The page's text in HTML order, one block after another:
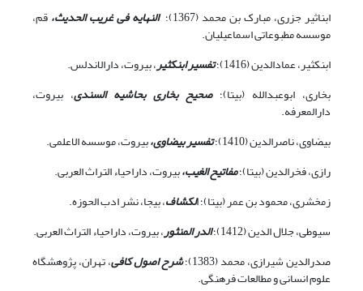
ابن‏اثیر جزری، مبارک بن محمد (1367)؛
النهایه فی غریب الحدیث،قم،
موسسه مطبوعاتی اسماعیلیان.
ابن‏کثیر، عمادالدین (1416)؛
تفسیر ابن‏کثیر، بیروت، دارالاندلس.
بخاری، ابوعبدالله (بی‏تا)؛صحیح بخاری بحاشیه السندی، بیروت،
دارالمعرفه.
بیضاوی، ناصرالدین (1410)؛
تفسیر بیضاوی،بیروت، موسسه الاعلمی.
رازی، فخرالدین (بی‏تا)؛مفاتیح الغیب،بیروت، داراحیاء التراث العربی.
زمخشری، محمود بن عمر (بی‏تا)؛ الکشاف، بی‏جا، نشر ادب الحوزه.
سیوطی، جلال الدین (1412)؛
الدر المنثور، بیروت، داراحیاء التراث العربی.
صدرالدین شیرازی، محمد (1383)؛
شرح اصول کافی، تهران، پژوهشگاه
علوم انسانی و مطالعات فرهنگی.